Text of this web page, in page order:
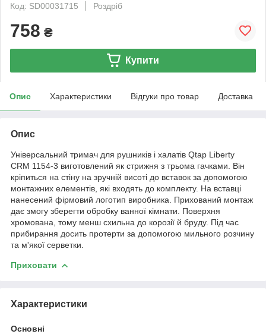
Код: SD00031715
Роздріб
758 ₴
Купити
Опис Характеристики Відгуки про товар Доставка
Опис
Універсальний тримач для рушників і халатів Qtap Liberty
CRM 1154-3 виготовлений як стрижня з трьома гачками. Він
кріпиться на стіну на зручній висоті до вставок за допомогою
монтажних елементів, які входять до комплекту. На вставці
нанесений фірмовий логотип виробника. Прихований монтаж
дає змогу зберегти обробку ванної кімнати. Поверхня
хромована, тому менш схильна до корозії й бруду. Під час
прибирання досить протерти за допомогою мильного розчину
та м'якої серветки.
Приховати
Характеристики
Основні